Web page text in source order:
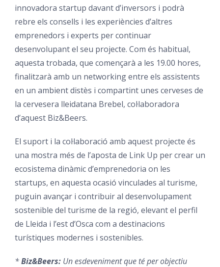
innovadora startup davant d’inversors i podrà
rebre els consells i les experiències d’altres
emprenedors i experts per continuar
desenvolupant el seu projecte. Com és habitual,
aquesta trobada, que començarà a les 19.00 hores,
finalitzarà amb un networking entre els assistents
en un ambient distès i compartint unes cerveses de
la cervesera lleidatana Brebel, col·laboradora
d’aquest Biz&Beers.
El suport i la col·laboració amb aquest projecte és
una mostra més de l’aposta de Link Up per crear un
ecosistema dinàmic d’emprenedoria on les
startups, en aquesta ocasió vinculades al turisme,
puguin avançar i contribuir al desenvolupament
sostenible del turisme de la regió, elevant el perfil
de Lleida i l’est d’Osca com a destinacions
turístiques modernes i sostenibles.
*Biz&Beers: Un esdeveniment que té per objectiu